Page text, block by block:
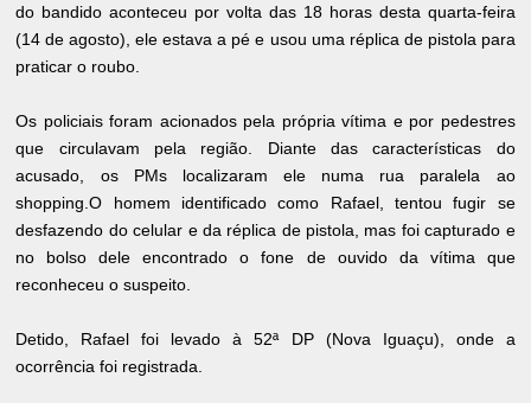
do bandido aconteceu por volta das 18 horas desta quarta-feira
(14 de agosto), ele estava a pé e usou uma réplica de pistola para
praticar o roubo.
Os policiais foram acionados pela própria vítima e por pedestres
que circulavam pela região. Diante das características do
acusado, os PMs localizaram ele numa rua paralela ao
shopping.O homem identificado como Rafael, tentou fugir se
desfazendo do celular e da réplica de pistola, mas foi capturado e
no bolso dele encontrado o fone de ouvido da vítima que
reconheceu o suspeito.
Detido, Rafael foi levado à 52ª DP (Nova Iguaçu), onde a
ocorrência foi registrada.